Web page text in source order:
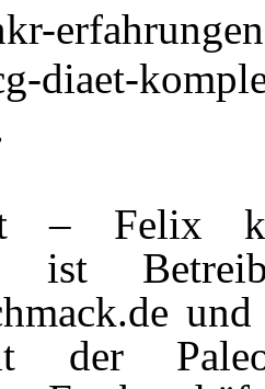
diaet-
– Felix
ist
der